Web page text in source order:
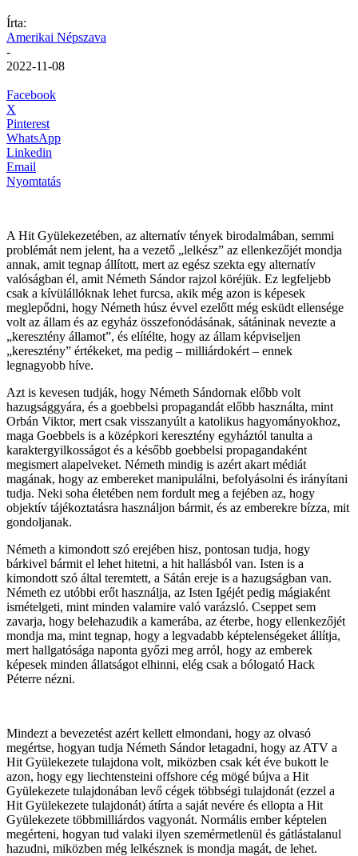
Írta:
Amerikai Népszava
-
2022-11-08
Facebook
X
Pinterest
WhatsApp
Linkedin
Email
Nyomtatás
A Hit Gyülekezetében, az alternatív tények birodalmában, semmi
problémát nem jelent, ha a vezető „lelkész” az ellenkezőjét mondja
annak, amit tegnap állított, mert az egész szekta egy alternatív
valóságban él, amit Németh Sándor rajzol köréjük. Ez legfeljebb
csak a kívülállóknak lehet furcsa, akik még azon is képesek
meglepődni, hogy Németh húsz évvel ezelőtt még esküdt ellensége
volt az állam és az egyház összefonódásának, sátáninak nevezte a
„keresztény államot”, és elítélte, hogy az állam képviseljen
„keresztény” értékeket, ma pedig – milliárdokért – ennek
legnagyobb híve.
Azt is kevesen tudják, hogy Németh Sándornak előbb volt
hazugsággyára, és a goebbelsi propagandát előbb használta, mint
Orbán Viktor, mert csak visszanyúlt a katolikus hagyományokhoz,
maga Goebbels is a középkori keresztény egyháztól tanulta a
karaktergyilkosságot és a később goebbelsi propagandaként
megismert alapelveket. Németh mindig is azért akart médiát
magának, hogy az embereket manipulálni, befolyásolni és irányítani
tudja. Neki soha életében nem fordult meg a fejében az, hogy
objektív tájékoztatásra használjon bármit, és az emberekre bízza, mit
gondoljanak.
Németh a kimondott szó erejében hisz, pontosan tudja, hogy
bárkivel bármit el lehet hitetni, a hit hallásból van. Isten is a
kimondott szó által teremtett, a Sátán ereje is a hazugságban van.
Németh ez utóbbi erőt használja, az Isten Igéjét pedig mágiaként
ismételgeti, mint minden valamire való varázsló. Cseppet sem
zavarja, hogy belehazudik a kamerába, az éterbe, hogy ellenkezőjét
mondja ma, mint tegnap, hogy a legvadabb képtelenségeket állítja,
mert hallgatósága naponta győzi meg arról, hogy az emberek
képesek minden állatságot elhinni, elég csak a bólogató Hack
Péterre nézni.
Mindezt a bevezetést azért kellett elmondani, hogy az olvasó
megértse, hogyan tudja Németh Sándor letagadni, hogy az ATV a
Hit Gyülekezete tulajdona volt, miközben csak két éve bukott le
azon, hogy egy liechtensteini offshore cég mögé bújva a Hit
Gyülekezete tulajdonában levő cégek többségi tulajdonát (ezzel a
Hit Gyülekezete tulajdonát) átírta a saját nevére és ellopta a Hit
Gyülekezete többmilliárdos vagyonát. Normális ember képtelen
megérteni, hogyan tud valaki ilyen szemérmetlenül és gátlástalanul
hazudni, miközben még lelkésznek is mondja magát, de lehet.